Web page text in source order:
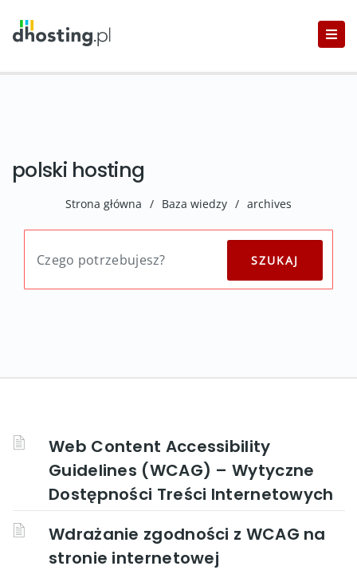
polski hosting
Strona główna / Baza wiedzy / archives
Web Content Accessibility
Guidelines (WCAG) – Wytyczne
Dostępności Treści Internetowych
Wdrażanie zgodności z WCAG na
stronie internetowej